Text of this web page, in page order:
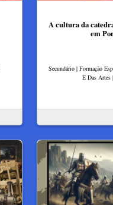
A cultura da
em
Secundário | Formação
E Das Artes